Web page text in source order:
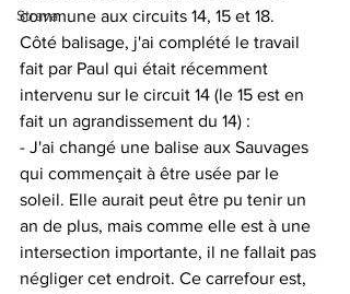
Strava
commune aux circuits 14, 15 et 18.
Côté balisage, j'ai complété le travail
fait par Paul qui était récemment
intervenu sur le circuit 14 (le 15 est en
fait un agrandissement du 14) :
- J'ai changé une balise aux Sauvages
qui commençait à être usée par le
soleil. Elle aurait peut être pu tenir un
an de plus, mais comme elle est à une
intersection importante, il ne fallait pas
négliger cet endroit. Ce carrefour est,